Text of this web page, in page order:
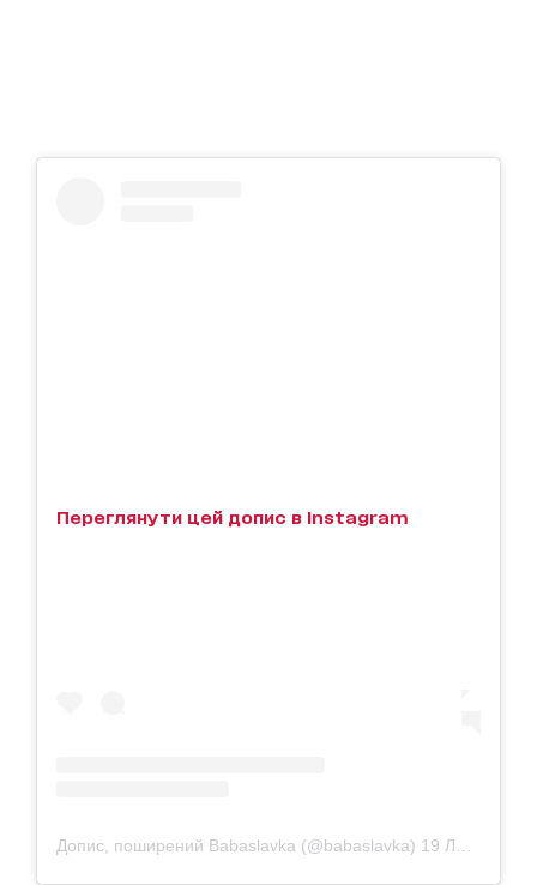
Переглянути цей допис в Instagram
Допис, поширений Babaslavka (@babaslavka) 19 Лип 2019 р. о 3:09 PDT